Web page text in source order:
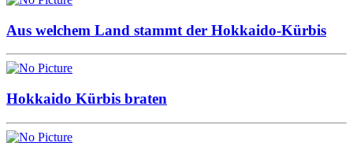
Aus welchem Land stammt der Hokkaido-Kürbis
Hokkaido Kürbis braten